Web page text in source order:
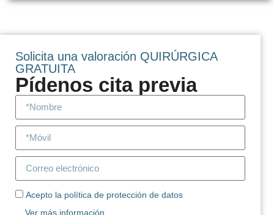
Solicita una valoración QUIRÚRGICA
GRATUITA
Pídenos cita previa
Acepto la política de protección de datos
Ver más información